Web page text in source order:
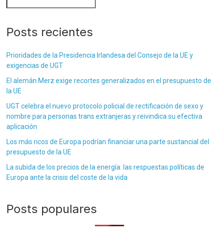
Posts recientes
Prioridades de la Presidencia Irlandesa del Consejo de la UE y
exigencias de UGT
El alemán Merz exige recortes generalizados en el presupuesto de
la UE
UGT celebra el nuevo protocolo policial de rectificación de sexo y
nombre para personas trans extranjeras y reivindica su efectiva
aplicación
Los más ricos de Europa podrían financiar una parte sustancial del
presupuesto de la UE
La subida de los precios de la energía: las respuestas políticas de
Europa ante la crisis del coste de la vida
Posts populares